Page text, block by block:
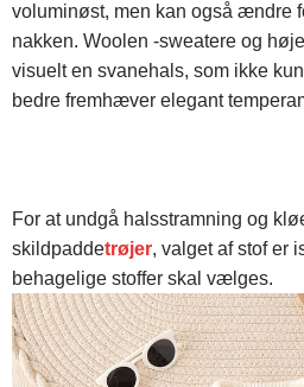
voluminøst, men kan også ændre
nakken. Woolen -sweatere og
visuelt en svanehals, som ikke
bedre fremhæver elegant
For at undgå halsstramning og
skildpaddetrøjer, valget af stof er
behagelige stoffer skal vælges.